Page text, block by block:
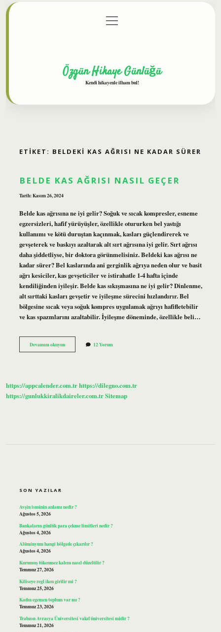
Gizlilik Politikası
menüyü
aç
Özgün Hikaye Günlüğü
Kendi hikayenle ilham bul!
ETIKET: BELDEKI KAS AĞRISI NE KADAR SÜRER
BELDE KAS AĞRISI NASIL GEÇER
Tarih: Kasım 26, 2024
Belde kas ağrısına ne iyi gelir? Soğuk ve sıcak kompresler, esneme
egzersizleri, hafif yürüyüşler, özellikle otururken bel yastığı
kullanımı ve kötü duruştan kaçınmak, kasları güçlendirerek ve
gevşeterek ve baskıyı azaltarak alt sırt ağrısına iyi gelir. Sırt ağrısı
daha şiddetliyse, bir doktora görünmelisiniz. Beldeki kas ağrısı ne
kadar sürer? Bel kaslarında ani gerginlik ağrıya neden olur ve basit
ağrı kesiciler, kas gevşeticiler ve istirahatle 1-4 hafta içinde
kendiliğinden iyileşir. Belde kas sıkışmasına ne iyi gelir? Dinlenme,
alt sırttaki kasları gevşetir ve iyileşme sürecini hızlandırır. Bel
bölgesine sıcak veya soğuk kompres uygulamak ağrıyı hafifletebilir
ve kas spazmlarını azaltabilir. İyileşme döneminde, özellikle beli…
Devamını okuyunBelde
Kas
12 Yorum
https://appcalender.com.trhttps://dilegno.com.tr
https://gunlukkiralikdaireler.com.trSitemap
SON YAZILAR
Avşin isminin anlamı nedir ?
Ağustos 5, 2026
Bankaların günlük para çekme limitleri nedir ?
Ağustos 4, 2026
Alüminyum hangi bölgede çıkarılır ?
Ağustos 4, 2026
Kurumuş tükenmez kalem nasıl düzeltilir ?
Temmuz 27, 2026
Kiliseye regl iken girilir mi ?
Temmuz 25, 2026
Kadın egemen toplum var mı ?
Temmuz 23, 2026
Trabzon Avrasya Üniversitesi vakıf üniversitesi midir ?
Temmuz 21, 2026